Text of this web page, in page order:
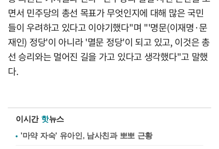
면서 민주당의 총선 목표가 무엇인지에 대해 많은 국민
들이 우려하고 있다고 이야기했다"며 "'명문(이재명·문
재인) 정당'이 아니라 '멸문 정당'이 되고 있고, 이것은 총
선 승리와는 멀어진 길을 가고 있다고 생각했다"고 말했
다.
이시간 핫뉴스
'마약 자숙' 유아인, 남사친과 뽀뽀 근황